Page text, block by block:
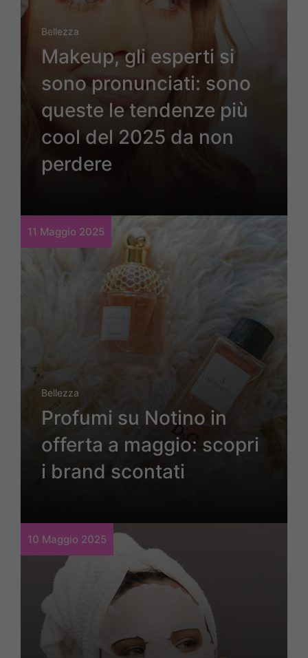
Bellezza
Makeup, gli esperti si
sono pronunciati: sono
queste le tendenze più
cool del 2025 da non
perdere
11 Maggio 2025
Bellezza
Profumi su Notino in
offerta a maggio: scopri
i brand scontati
10 Maggio 2025